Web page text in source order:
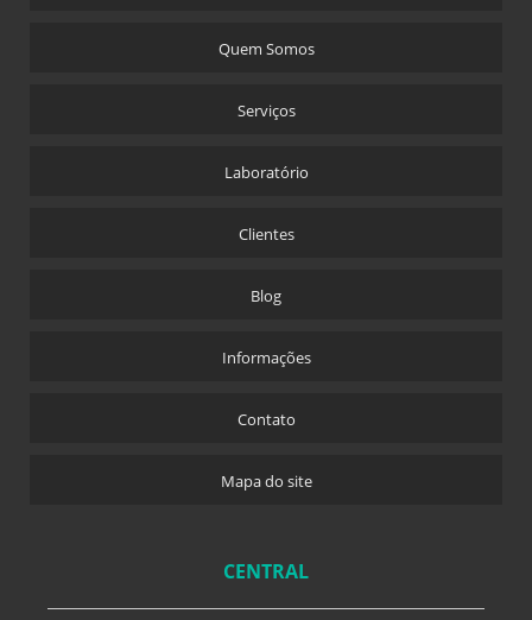
Quem Somos
Serviços
Laboratório
Clientes
Blog
Informações
Contato
Mapa do site
CENTRAL